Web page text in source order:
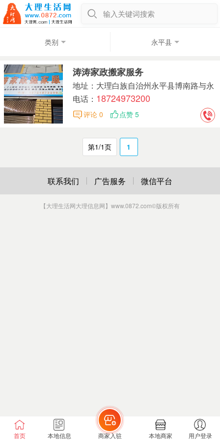
输入关键词搜索
类别 永平县
涛涛家政搬家服务
地址：大理白族自治州永平县博南路与永
达路交叉口东南160米
电话： 18724973200
评论 0 点赞 5
第1/1页 1
首页 本地信息 商家入驻 本地商家 用户登录
联系我们 广告服务 微信平台
【大理生活网大理信息网】www.0872.com©版权所有